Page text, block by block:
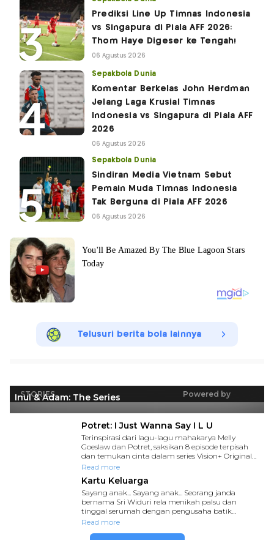
Prediksi Line Up Timnas Indonesia
vs Singapura di Piala AFF 2026:
Thom Haye Digeser ke Tengah!
06 Agustus 2026
Sepakbola Dunia
Komentar Berkelas John Herdman
Jelang Laga Krusial Timnas
Indonesia vs Singapura di Piala AFF
2026
06 Agustus 2026
Sepakbola Dunia
Sindiran Media Vietnam Sebut
Pemain Muda Timnas Indonesia
Tak Berguna di Piala AFF 2026
06 Agustus 2026
Telusuri berita bola lainnya